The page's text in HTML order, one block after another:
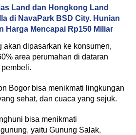
Land dan Hongkong Land
di NavaPark BSD City. Hunian
Harga Mencapai Rp150 Miliar
akan dipasarkan ke konsumen,
area perumahan di dataran
Bogor bisa menikmati lingkungan
sehat, dan cuaca yang sejuk.
bisa menikmati
yaitu Gunung Salak,